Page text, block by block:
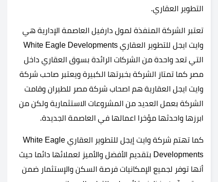
التطوير العقاري.
تعتبر الشركة المنفذة لمول دارفيل العاصمة الإدارية هي
وايت ايجل للتطوير العقاري White Eagle Developments
التي تعد واحدة من الشركات الرائدة بسوق العقاري داخل
مصر كما تمتاز الشركة بخبرتها الكبيرة ويعتبر صاحب شركة
وايت ايجل العقارية هم اصحاب شركة مصر للطيران وقامت
الشركة بعمل العديد من المشروعات الاستثمارية ولكن من
ابرزها واحدثها مؤخرا اعمالها في العاصمة الجديدة.
كما تهتم شركة وايت إيجل للتطوير العقاري White Eagle
Developments بتقديم الأفضل والأميز لعملائها دائما حيث
أنها توفر لجميع الإمكانيات فرصة السكن والإستثمار ضمن